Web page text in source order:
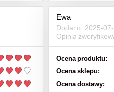
Ewa
Dodano: 2025-
Opinia
Ocena produktu:
Ocena sklepu:
Ocena dostawy: